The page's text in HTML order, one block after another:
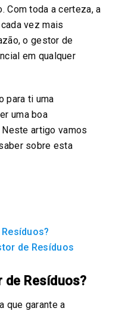
Com toda a certeza, a
vez mais
o gestor de
em qualquer
para ti uma
uma boa
artigo vamos
sobre esta
de Resíduos
de Resíduos?
que garante a